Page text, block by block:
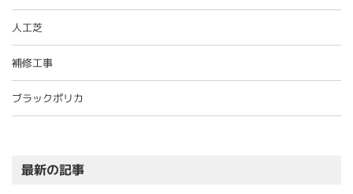
人工芝
補修工事
ブラックポリカ
最新の記事